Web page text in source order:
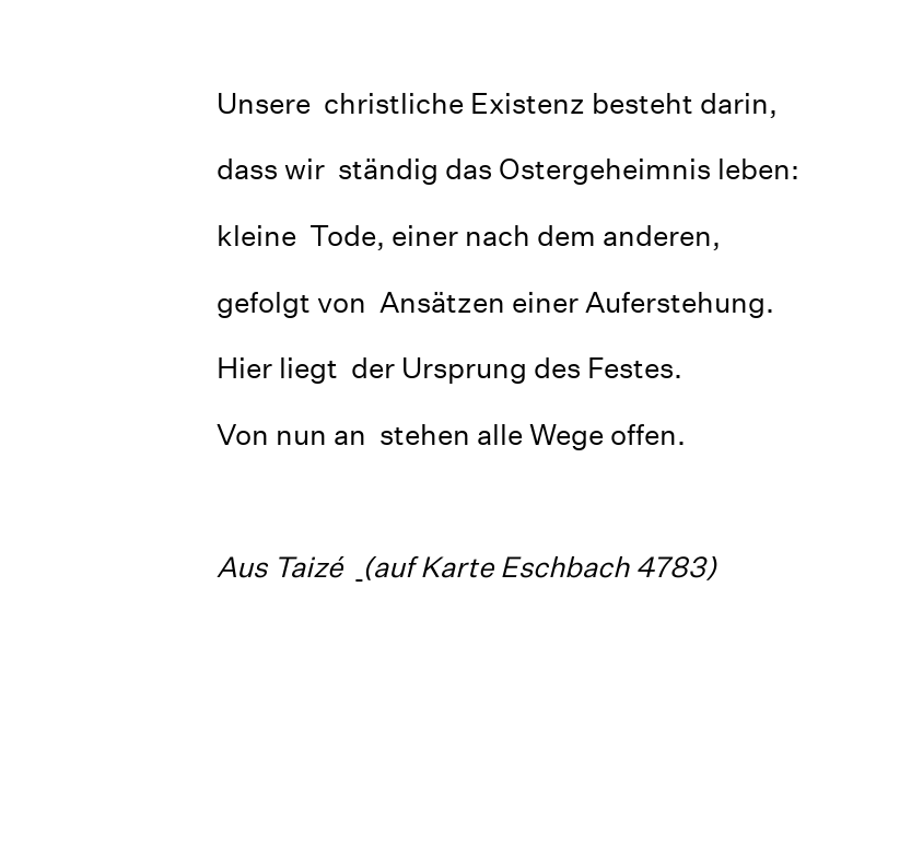
Unsere christliche Existenz besteht darin,
dass wir ständig das Ostergeheimnis leben:
kleine Tode, einer nach dem anderen,
gefolgt von Ansätzen einer Auferstehung.
Hier liegt der Ursprung des Festes.
Von nun an stehen alle Wege offen.
Aus Taizé (auf Karte Eschbach 4783)